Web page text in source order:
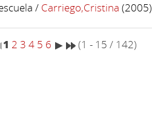
/ Carriego,Cristina (2005)
1 2 3 4 5 6 (1 - 15 / 142)